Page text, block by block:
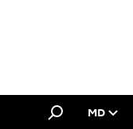
MD